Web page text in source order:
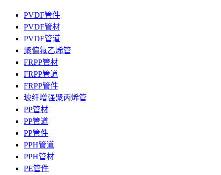
PVDF管件
PVDF管材
PVDF管道
聚偏氟乙烯管
FRPP管材
FRPP管道
FRPP管件
玻纤增强聚丙烯管
PP管材
PP管道
PP管件
PPH管道
PPH管材
PE管件